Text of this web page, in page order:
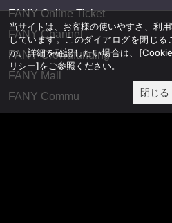
FANY Online Ticket
FANY Channel
FANY Crowdfunding
FANY Mall
FANY Commu
当サイトは、お客様の使いやすさ、利
しています。このダイアログを閉じ
か、詳細を確認したい場合は、
リシー]をご参照ください。
閉じる